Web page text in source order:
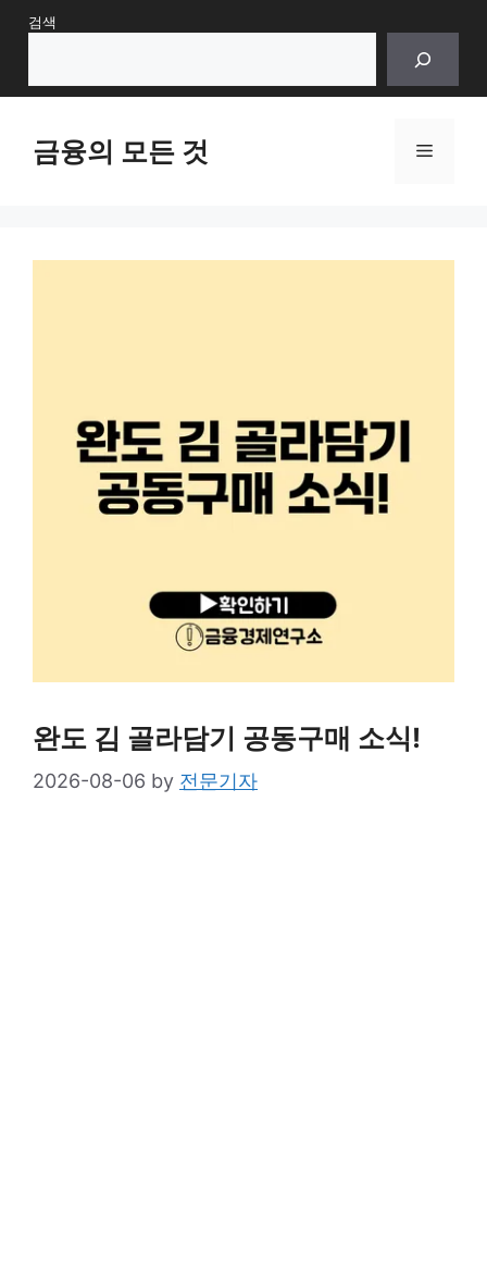
Skip검색
금융의 모든 것 Menu
완도 김 골라담기 공동구매 소식!
2026-08-06 by 전문기자